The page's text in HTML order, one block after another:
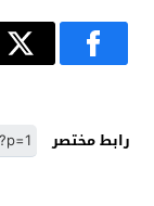
رابط مختصر